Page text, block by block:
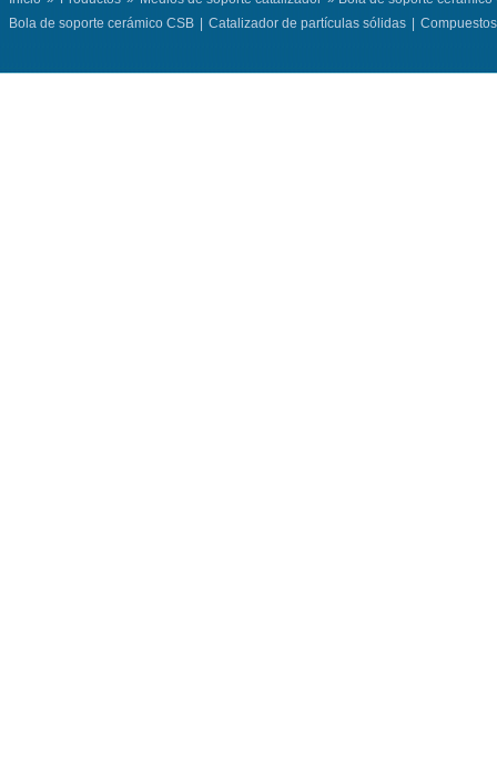
Bola de soporte cerámico CSB
Catalizador de partículas sólidas